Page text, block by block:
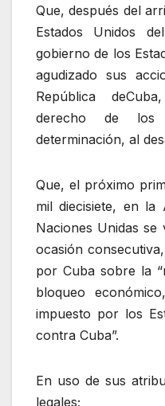
Que, después del
Estados Unidos
gobierno de los
agudizado sus
República
derecho de
determinación, al
Que, el próximo
mil diecisiete, en la
Naciones Unidas
ocasión
por Cuba sobre la
bloqueo
impuesto por los
contra Cuba”.
En uso de sus
legales;